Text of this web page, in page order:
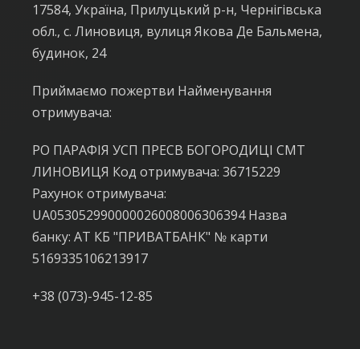
17584, Україна, Прилуцький р-н, Чернігівська
обл., с. Линовиця, вулиця Якова Де Бальмена,
будинок, 24
Приймаємо пожертви Найменування
отримувача:
РО ПАРАФІЯ УСП ПРЕСВ БОГОРОДИЦІ СМТ
ЛИНОВИЦЯ Код отримувача: 36715229
Рахунок отримувача:
UA053052990000026008006306394 Назва
банку: АТ КБ "ПРИВАТБАНК" № карти
5169335106213917
+38 (073)-945-12-85